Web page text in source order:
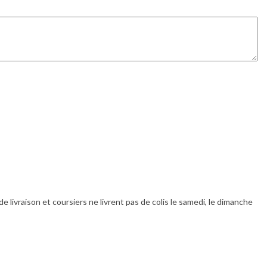
et coursiers ne livrent pas de colis le samedi, le dimanche